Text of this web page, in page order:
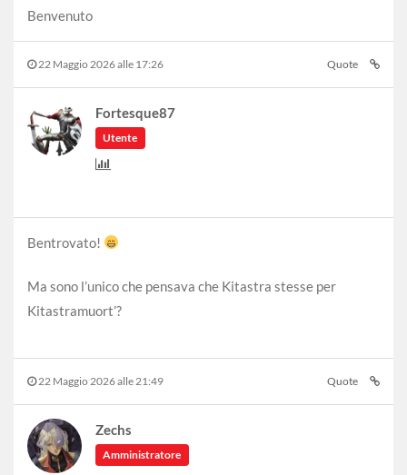
Benvenuto
22 Maggio 2026 alle 17:26 Quote
Fortesque87
Utente
Bentrovato!
Ma sono l’unico che pensava che Kitastra stesse per
Kitastramuort’?
22 Maggio 2026 alle 21:49 Quote
Zechs
Amministratore